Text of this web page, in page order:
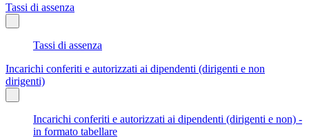
Tassi di assenza
Tassi di assenza
Incarichi conferiti e autorizzati ai dipendenti (dirigenti e non
dirigenti)
Incarichi conferiti e autorizzati ai dipendenti (dirigenti e non) -
in formato tabellare